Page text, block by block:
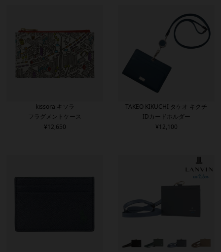
kissora キソラ
フラグメントケース
¥12,650
TAKEO KIKUCHI タケオ キクチ
IDカードホルダー
¥12,100